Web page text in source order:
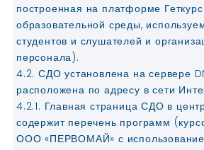
построенная на платформе
образовательной среды,
студентов и слушателей и
персонала).
4.2. СДО установлена на сервере
расположена по адресу в сети
4.2.1. Главная страница СДО в
содержит перечень программ
ООО «ПЕРВОМАЙ» с